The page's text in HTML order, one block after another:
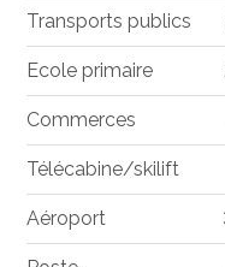
Transports publics
Ecole primaire
Commerces
Télécabine/skilift
Aéroport